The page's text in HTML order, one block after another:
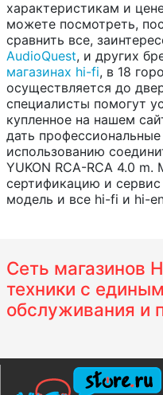
характеристикам и
можете посмотреть,
сравнить все,
AudioQuest, и других
магазинах hi-fi, в 18
осуществляется до
специалисты помогут
купленное на нашем
дать
использованию
YUKON RCA-RCA 4.0
сертификацию и
модель и все hi-fi и hi-
Сеть магазинов
техники с
обслуживания и